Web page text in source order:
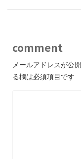
comment
メールアドレスが公
る欄は必須項目です